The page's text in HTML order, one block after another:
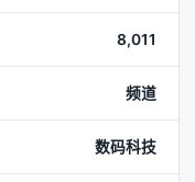
8,011
频道
数码科技